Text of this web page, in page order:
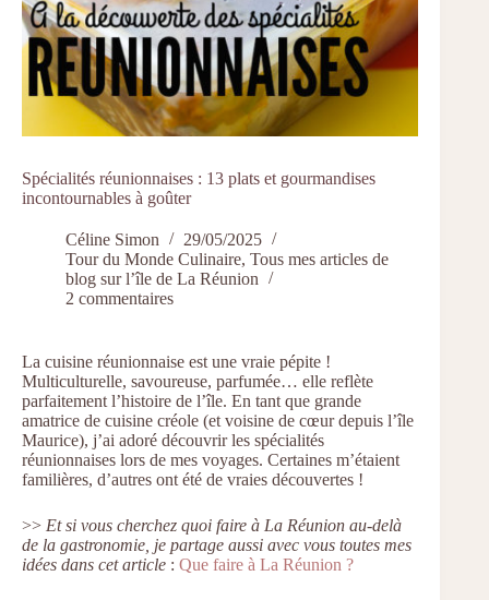
Spécialités réunionnaises : 13 plats et gourmandises
incontournables à goûter
Céline Simon
29/05/2025
Tour du Monde Culinaire, Tous mes articles de
blog sur l’île de La Réunion
2 commentaires
La cuisine réunionnaise est une vraie pépite !
Multiculturelle, savoureuse, parfumée… elle reflète
parfaitement l’histoire de l’île. En tant que grande
amatrice de cuisine créole (et voisine de cœur depuis l’île
Maurice), j’ai adoré découvrir les spécialités
réunionnaises lors de mes voyages. Certaines m’étaient
familières, d’autres ont été de vraies découvertes !
>> Et si vous cherchez quoi faire à La Réunion au-delà
de la gastronomie, je partage aussi avec vous toutes mes
idées dans cet article : Que faire à La Réunion ?